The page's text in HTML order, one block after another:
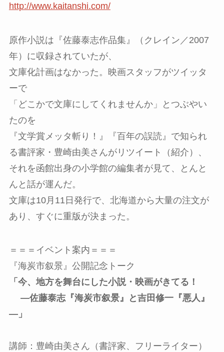
http://www.kaitanshi.com/
原作小説は『佐藤泰志作品集』（クレイン／2007
年）に収録されていたが、
文庫化計画はなかった。映画スタッフがツイッタ
ーで
「どこかで文庫にしてくれませんか」とつぶやい
たのを
『文学賞メッタ斬り！』『百年の誤読』で知られ
る書評家・豊崎由美さんがリツイート（紹介）、
それを函館出身の小学館の編集者が見て、とんと
んと話が運んだ。
文庫は10月11日発行で、北海道から大量の注文が
あり、すぐに重版が決まった。
＝＝＝イベント案内＝＝＝
『海炭市叙景』公開記念トーク
「今、地方を舞台にした小説・映画がきてる！
―佐藤泰志『海炭市叙景』と吉田修一『悪人』
―」
講師：豊崎由美さん（書評家、フリーライター）